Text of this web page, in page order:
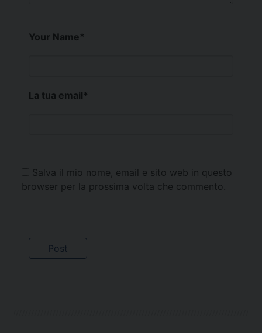
Your Name*
La tua email*
Salva il mio nome, email e sito web in questo
browser per la prossima volta che commento.